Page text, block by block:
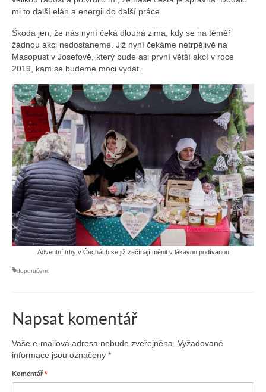
mi to další elán a energii do další práce.
Škoda jen, že nás nyní čeká dlouhá zima, kdy se na téměř
žádnou akci nedostaneme. Již nyní čekáme netrpělivě na
Masopust v Josefově, který bude asi první větší akcí v roce
2019, kam se budeme moci vydat.
Adventní trhy v Čechách se již začínají měnit v lákavou podívanou
doporučeno
Napsat komentář
Vaše e-mailová adresa nebude zveřejněna. Vyžadované
informace jsou označeny *
Komentář *